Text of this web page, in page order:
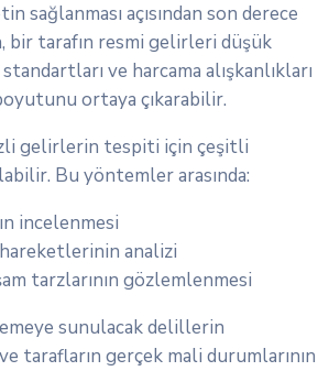
sağlanması açısından son derece
bir tarafın resmi gelirleri düşük
ve harcama alışkanlıkları
ortaya çıkarabilir.
gelirlerin tespiti için çeşitli
Bu yöntemler arasında:
incelenmesi
analizi
tarzlarının gözlemlenmesi
sunulacak delillerin
tarafların gerçek mali durumlarının